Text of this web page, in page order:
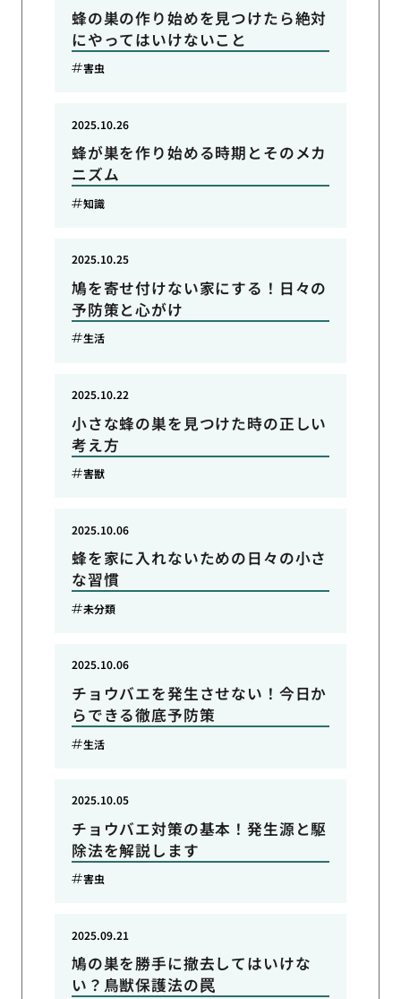
蜂の巣の作り始めを見つけたら絶対
にやってはいけないこと
害虫
蜂が巣を作り始める時期とそのメカ
ニズム
2025.10.26
知識
鳩を寄せ付けない家にする！日々の
予防策と心がけ
2025.10.25
生活
小さな蜂の巣を見つけた時の正しい
考え方
2025.10.22
害獣
蜂を家に入れないための日々の小さ
な習慣
2025.10.06
未分類
チョウバエを発生させない！今日か
らできる徹底予防策
2025.10.06
生活
チョウバエ対策の基本！発生源と駆
除法を解説します
2025.10.05
害虫
鳩の巣を勝手に撤去してはいけな
い？鳥獣保護法の罠
2025.09.21